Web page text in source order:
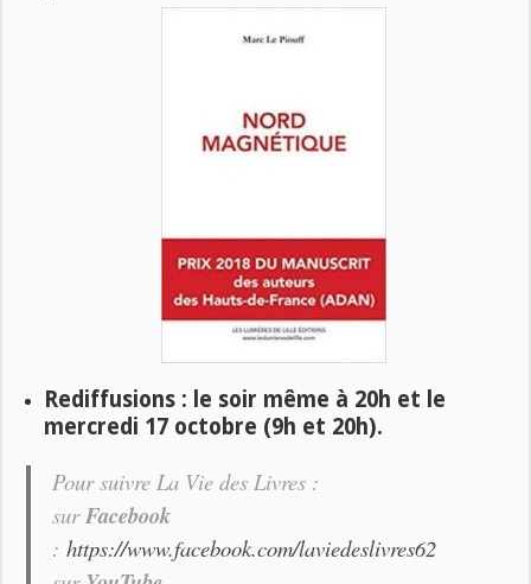
Rediffusions : le soir même à 20h et le
mercredi 17 octobre (9h et 20h).
Pour suivre La Vie des Livres :
surFacebook
:https://www.facebook.com/laviedeslivres62